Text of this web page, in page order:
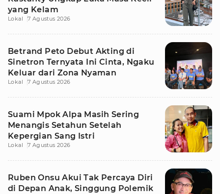
yang Kelam
Lokal 7 Agustus 2026
Betrand Peto Debut Akting di
Sinetron Ternyata Ini Cinta, Ngaku
Keluar dari Zona Nyaman
Lokal 7 Agustus 2026
Suami Mpok Alpa Masih Sering
Menangis Setahun Setelah
Kepergian Sang Istri
Lokal 7 Agustus 2026
Ruben Onsu Akui Tak Percaya Diri
di Depan Anak, Singgung Polemik